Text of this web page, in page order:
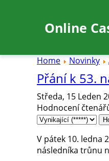
Online
Home Novinky
Přání k 53.
Středa, 15 Leden
Hodnocení
V pátek 10. ledna
následníka trůnu